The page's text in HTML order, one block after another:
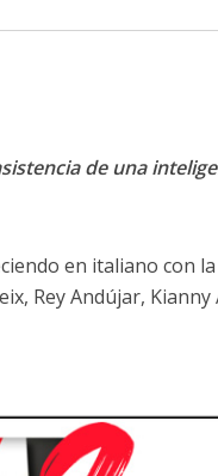
de una
en italiano con
Rey Andújar,